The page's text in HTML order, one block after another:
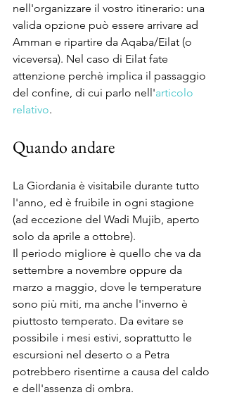
nell'organizzare il vostro itinerario: una
valida opzione può essere arrivare ad
Amman e ripartire da Aqaba/Eilat (o
viceversa). Nel caso di Eilat fate
attenzione perchè implica il passaggio
del confine, di cui parlo nell'articolo
relativo.
Quando andare
La Giordania è visitabile durante tutto
l'anno, ed è fruibile in ogni stagione
(ad eccezione del Wadi Mujib, aperto
solo da aprile a ottobre).
Il periodo migliore è quello che va da
settembre a novembre oppure da
marzo a maggio, dove le temperature
sono più miti, ma anche l'inverno è
piuttosto temperato. Da evitare se
possibile i mesi estivi, soprattutto le
escursioni nel deserto o a Petra
potrebbero risentirne a causa del caldo
e dell'assenza di ombra.